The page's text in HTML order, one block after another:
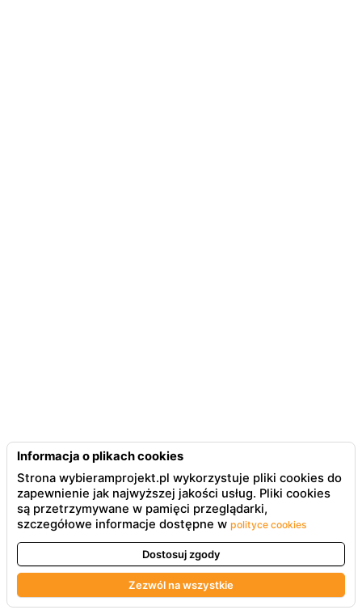
Informacja o plikach cookies
Strona wybieramprojekt.pl wykorzystuje pliki cookies do
zapewnienie jak najwyższej jakości usług. Pliki cookies
są przetrzymywane w pamięci przeglądarki,
szczegółowe informacje dostępne w polityce cookies
Dostosuj zgody
Zezwól na wszystkie